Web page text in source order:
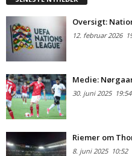
Oversigt:
12. februar 2026
Medie:
30. juni 202519:54
Riemer om
8. juni 202510:52